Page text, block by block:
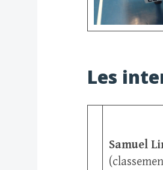
Les
Samuel